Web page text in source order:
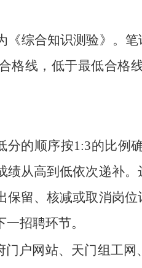
《综合知识测验》。
格线，低于最低合格
分的顺序按1:3的比
绩从高到低依次递补
留、核减或取消岗
招聘环节。
户网站、天门组工